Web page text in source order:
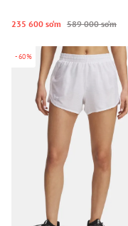
235 600 so‘m 589 000 so‘m
-60%